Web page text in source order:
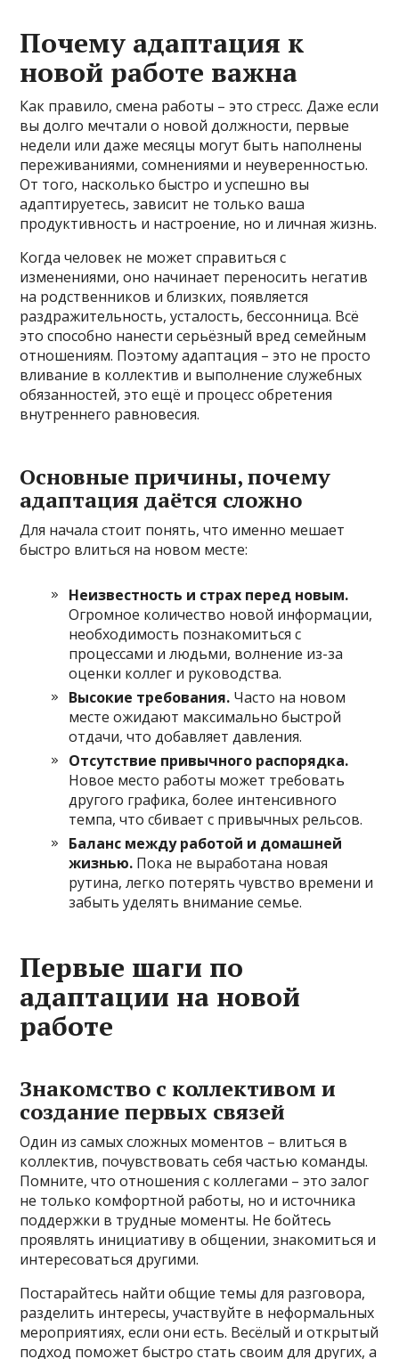
Почему адаптация к
новой работе важна
Как правило, смена работы – это стресс. Даже если
вы долго мечтали о новой должности, первые
недели или даже месяцы могут быть наполнены
переживаниями, сомнениями и неуверенностью.
От того, насколько быстро и успешно вы
адаптируетесь, зависит не только ваша
продуктивность и настроение, но и личная жизнь.
Когда человек не может справиться с
изменениями, оно начинает переносить негатив
на родственников и близких, появляется
раздражительность, усталость, бессонница. Всё
это способно нанести серьёзный вред семейным
отношениям. Поэтому адаптация – это не просто
вливание в коллектив и выполнение служебных
обязанностей, это ещё и процесс обретения
внутреннего равновесия.
Основные причины, почему
адаптация даётся сложно
Для начала стоит понять, что именно мешает
быстро влиться на новом месте:
Неизвестность и страх перед новым.
Огромное количество новой информации,
необходимость познакомиться с
процессами и людьми, волнение из-за
оценки коллег и руководства.
Высокие требования. Часто на новом
месте ожидают максимально быстрой
отдачи, что добавляет давления.
Отсутствие привычного распорядка.
Новое место работы может требовать
другого графика, более интенсивного
темпа, что сбивает с привычных рельсов.
Баланс между работой и домашней
жизнью. Пока не выработана новая
рутина, легко потерять чувство времени и
забыть уделять внимание семье.
Первые шаги по
адаптации на новой
работе
Знакомство с коллективом и
создание первых связей
Один из самых сложных моментов – влиться в
коллектив, почувствовать себя частью команды.
Помните, что отношения с коллегами – это залог
не только комфортной работы, но и источника
поддержки в трудные моменты. Не бойтесь
проявлять инициативу в общении, знакомиться и
интересоваться другими.
Постарайтесь найти общие темы для разговора,
разделить интересы, участвуйте в неформальных
мероприятиях, если они есть. Весёлый и открытый
подход поможет быстро стать своим для других, а